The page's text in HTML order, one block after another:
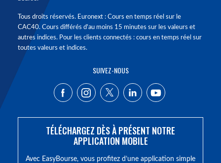
Tous droits réservés. Euronext : Cours en temps réel sur le
CAC40. Cours différés d'au moins 15 minutes sur les valeurs et
autres indices. Pour les clients connectés : cours en temps réel sur
toutes valeurs et indices.
SUIVEZ-NOUS
TÉLÉCHARGEZ DÈS À PRÉSENT NOTRE
APPLICATION MOBILE
Avec EasyBourse, vous profitez d’une application simple